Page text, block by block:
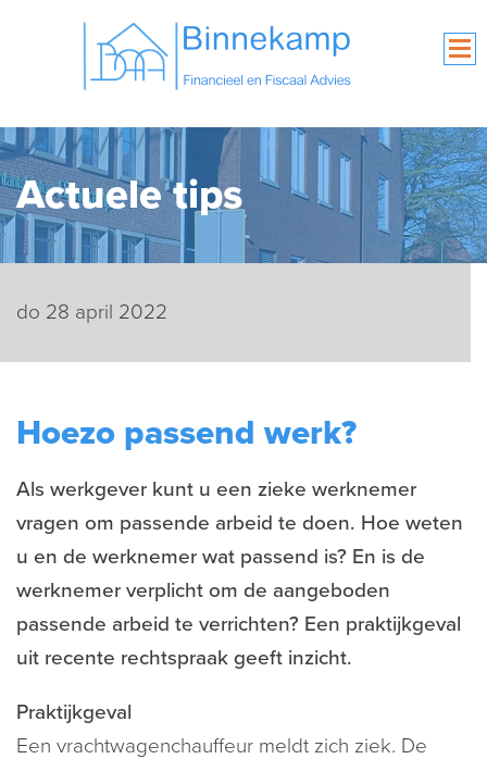
Actuele tips
do 28 april 2022
Hoezo passend werk?
Als werkgever kunt u een zieke werknemer
vragen om passende arbeid te doen. Hoe weten
u en de werknemer wat passend is? En is de
werknemer verplicht om de aangeboden
passende arbeid te verrichten? Een praktijkgeval
uit recente rechtspraak geeft inzicht.
Praktijkgeval
Een vrachtwagenchauffeur meldt zich ziek. De